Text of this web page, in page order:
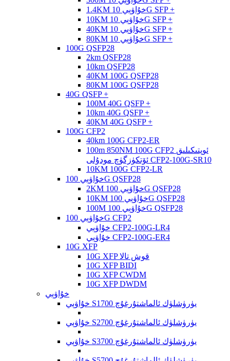
1.4KM خۇاۋېي 10G SFP +
10KM خۇاۋېي 10G SFP +
40KM خۇاۋېي 10G SFP +
80KM خۇاۋېي 10G SFP +
100G QSFP28
2km QSFP28
10km QSFP28
40KM 100G QSFP28
80KM 100G QSFP28
40G QSFP +
100M 40G QSFP +
10km 40G QSFP +
40KM 40G QSFP +
100G CFP2
40km 100G CFP2-ER
100m 850NM 100G CFP2 ئوپتىكىلىق
ئۆتكۈزگۈچ مودۇلى CFP2-100G-SR10
10KM 100G CFP2-LR
خۇاۋېي 100G QSFP28
2KM خۇاۋېي 100G QSFP28
10KM خۇاۋېي 100G QSFP28
100M خۇاۋېي 100G QSFP28
خۇاۋېي 100G CFP2
خۇاۋېي CFP2-100G-LR4
خۇاۋېي CFP2-100G-ER4
10G XFP
10G XFP قوش تالا
10G XFP BIDI
10G XFP CWDM
10G XFP DWDM
خۇاۋېي
خۇاۋېي S1700 يۈرۈشلۈك ئالماشتۇرغۇچ
خۇاۋېي S2700 يۈرۈشلۈك ئالماشتۇرغۇچ
خۇاۋېي S3700 يۈرۈشلۈك ئالماشتۇرغۇچ